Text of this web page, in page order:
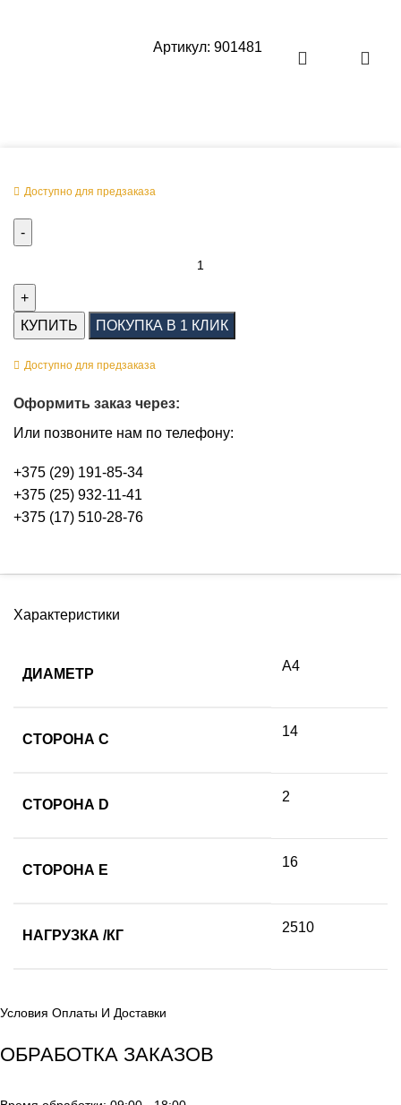
Артикул: 901481
Доступно для предзаказа
КУПИТЬ ПОКУПКА В 1 КЛИК
Доступно для предзаказа
Оформить заказ через:
Или позвоните нам по телефону:
+375 (29) 191-85-34
+375 (25) 932-11-41
+375 (17) 510-28-76
Характеристики
ДИАМЕТР
А4
СТОРОНА C
14
СТОРОНА D
2
СТОРОНА E
16
НАГРУЗКА /КГ
2510
Условия Оплаты И Доставки
ОБРАБОТКА ЗАКАЗОВ